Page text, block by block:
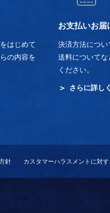
はじめて
の内容を
お支払いお届
決済方法につい
送料について
ください。
さらに詳しく
針 カスタマーハラスメントに対す